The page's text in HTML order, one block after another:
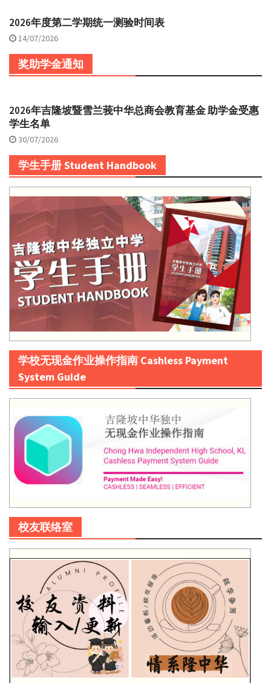
2026年度第二学期统一测验时间表
14/07/2026
奖助学金通知
2026年吉隆坡暨雪兰莪中华总商会教育基金 助学金受惠
学生名单
30/07/2026
学生手册 Student Handbook
学校无现金作业操作指南 Cashless Payment
System Guide
校友联络室